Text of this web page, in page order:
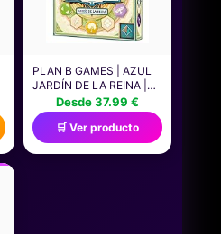
PLAN B GAMES | AZUL
JARDÍN DE LA REINA |
JUEGO DE MESA DE
COLOCACCIÓN DE
LOSETAS Y ESTRATEGIA
PARA ADULTOS Y
FAMILIAS | A PARTIR DE
Desde 37.99 €
🛒 Ver producto